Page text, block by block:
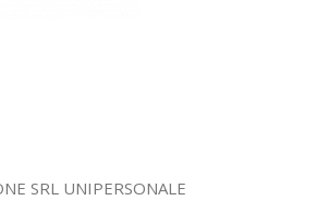
SRL UNIPERSONALE